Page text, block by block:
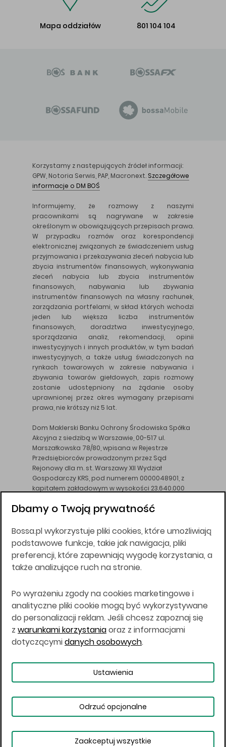
Mapa oddziałów 801 104 104
Korzystamy z następujących źródeł informacji:
GPW, Notoria Serwis, PAP, Macronext. Szczegółowe
informacje o DM BOŚ
Informujemy, że rozmowy z naszymi
pracownikami są nagrywane w zakresie
określonym w obowiązujących przepisach prawa.
W przypadku rozmów oraz korespondencji
elektronicznej związanych ze świadczeniem usług
przyjmowania i przekazywania zleceń nabycia lub
zbycia instrumentów finansowych, wykonywania
zleceń nabycia lub zbycia instrumentów
finansowych, nabywania lub zbywania
instrumentów finansowych na własny rachunek,
zarządzania portfelami, w skład których wchodzi
jeden lub większa liczba instrumentów
finansowych, doradztwa inwestycyjnego,
sporządzania analiz, rekomendacji, opinii
inwestycyjnych i innych produktów, w tym badań
inwestycyjnych, a także usług świadczonych na
rynkach towarowych w zakresie nabywania i
zbywania towarów giełdowych, zapis rozmowy
zostanie udostępniony na żądanie osoby
uprawnionej przez okres wymagany przepisami
prawa, nie krótszy niż 5 lat.
Dom Maklerski Banku Ochrony Środowiska Spółka
Akcyjna z siedzibą w Warszawie, 00-517 ul.
Marszałkowska 78/80, wpisana w Rejestrze
Przedsiębiorców prowadzonym przez Sąd
Rejonowy dla m. st. Warszawy XII Wydział
Gospodarczy KRS, pod numerem 0000048901, z
kapitałem zakładowym w wysokości 23.640.000
DM BOŚ działa na podstawie zezwolenia KNF z dnia
Wszelkie informacje na niniejszej stronie w tym
informacje o produktach inwestycyjnych nie są
kierowane do osób mających miejsce
zamieszkania lub pobytu w Stanach
Japonii, ani w dowolnej innej jurysdykcji, w której
taki materiał byłby sprzeczny z prawem lub w
których zgodne z prawem nabycie produktów
inwestycyjnych nie jest możliwe lub w której nie
jest możliwe złożenie oferty. Prawa obowiązujące
w danej jurysdykcji określają, czy jest możliwe
nabycie poszczególnych produktów
Copyright © 2026 BOŚ | BOSSA.PL
Warunki korzystania
Dane osobowe
Dbamy o Twoją prywatność
Bossa.pl wykorzystuje pliki cookies, które umożliwiają
podstawowe funkcje, takie jak nawigacja, pliki
preferencji, które zapewniają wygodę korzystania, a
także analizujące ruch na stronie.
Po wyrażeniu zgody na cookies marketingowe i
analityczne pliki cookie mogą być wykorzystywane
do personalizacji reklam. Jeśli chcesz zapoznaj się
z warunkami korzystaniaoraz z informacjami
dotyczącymidanych osobowych.
Ustawienia
Odrzuć opcjonalne
Zaakceptuj wszystkie